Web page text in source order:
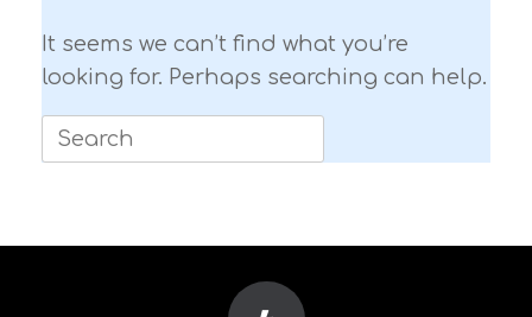
It seems we can’t find what you’re
looking for. Perhaps searching can help.
Search
for: